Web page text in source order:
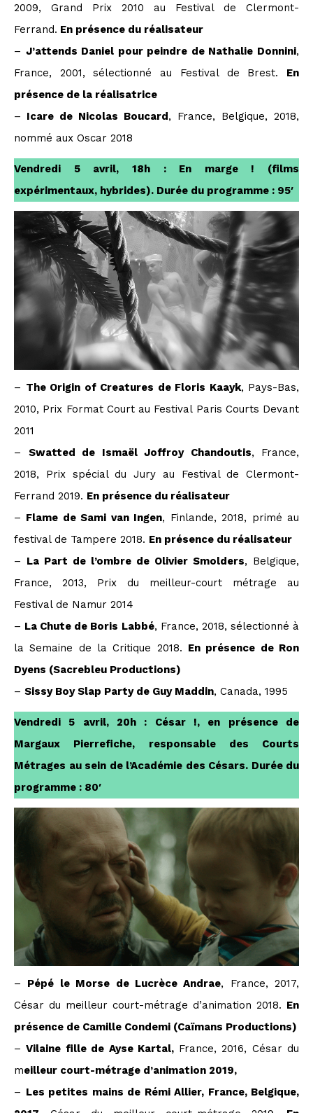
2009, Grand Prix 2010 au Festival de Clermont-
Ferrand. En présence du réalisateur
– J’attends Daniel pour peindre de Nathalie Donnini,
France, 2001, sélectionné au Festival de Brest. En
présence de la réalisatrice
– Icare de Nicolas Boucard, France, Belgique, 2018,
nommé aux Oscar 2018
Vendredi 5 avril, 18h : En marge ! (films
expérimentaux, hybrides). Durée du programme : 95′
– The Origin of Creatures de Floris Kaayk, Pays-Bas,
2010, Prix Format Court au Festival Paris Courts Devant
2011
– Swatted de Ismaël Joffroy Chandoutis, France,
2018, Prix spécial du Jury au Festival de Clermont-
Ferrand 2019. En présence du réalisateur
– Flame de Sami van Ingen, Finlande, 2018, primé au
festival de Tampere 2018. En présence du réalisateur
– La Part de l’ombre de Olivier Smolders, Belgique,
France, 2013, Prix du meilleur-court métrage au
Festival de Namur 2014
– La Chute de Boris Labbé, France, 2018, sélectionné à
la Semaine de la Critique 2018. En présence de Ron
Dyens (Sacrebleu Productions)
– Sissy Boy Slap Party de Guy Maddin, Canada, 1995
Vendredi 5 avril, 20h : César !, en présence de
Margaux Pierrefiche, responsable des Courts
Métrages au sein de l’Académie des Césars. Durée du
programme : 80′
– Pépé le Morse de Lucrèce Andrae, France, 2017,
César du meilleur court-métrage d’animation 2018. En
présence de Camille Condemi (Caïmans Productions)
–Vilaine fille de Ayse Kartal, France, 2016, César du
meilleur court-métrage d’animation 2019,
– Les petites mains de Rémi Allier, France, Belgique,